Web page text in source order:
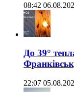
08:42
До 39°
22:07